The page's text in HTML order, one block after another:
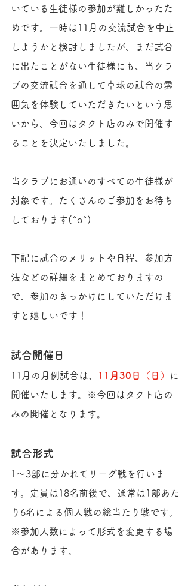
いている生徒様の参加が難しかったた
めです。一時は11月の交流試合を中止
しようかと検討しましたが、まだ試合
に出たことがない生徒様にも、当クラ
ブの交流試合を通して卓球の試合の雰
囲気を体験していただきたいという思
いから、今回はタクト店のみで開催す
ることを決定いたしました。
当クラブにお通いのすべての生徒様が
対象です。たくさんのご参加をお待ち
しております(^o^)
下記に試合のメリットや日程、参加方
法などの詳細をまとめておりますの
で、参加のきっかけにしていただけま
すと嬉しいです！
試合開催日
11月の月例試合は、 11月30日（日）
に
開催いたします。※今回はタクト店の
みの開催となります。
試合形式
1〜3部に分かれてリーグ戦を行いま
す。定員は18名前後で、通常は1部あた
り6名による個人戦の総当たり戦です。
※参加人数によって形式を変更する場
合があります。